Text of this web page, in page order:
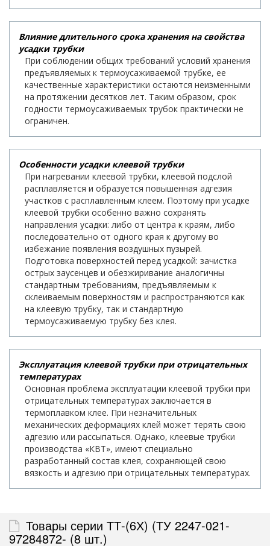
Влияние длительного срока хранения на свойства
усадки трубки
При соблюдении общих требований условий хранения
предъявляемых к термоусаживаемой трубке, ее
качественные характеристики остаются неизменными
на протяжении десятков лет. Таким образом, срок
годности термоусаживаемых трубок практически не
ограничен.
Особенности усадки клеевой трубки
При нагревании клеевой трубки, клеевой подслой
расплавляется и образуется повышенная адгезия
участков с расплавленным клеем. Поэтому при усадке
клеевой трубки особенно важно сохранять
направления усадки: либо от центра к краям, либо
последовательно от одного края к другому во
избежание появления воздушных пузырей.
Подготовка поверхностей перед усадкой: зачистка
острых заусенцев и обезжиривание аналогичны
стандартным требованиям, предъявляемым к
склеиваемым поверхностям и распространяются как
на клеевую трубку, так и стандартную
термоусаживаемую трубку без клея.
Эксплуатация клеевой трубки при отрицательных
температурах
Основная проблема эксплуатации клеевой трубки при
отрицательных температурах заключается в
термоплавком клее. При незначительных
механических деформациях клей может терять свою
адгезию или рассыпаться. Однако, клеевые трубки
производства «КВТ», имеют специально
разработанный состав клея, сохраняющей свою
вязкость и адгезию при отрицательных температурах.
Товары серии ТТ-(6Х) (ТУ 2247-021-
97284872- (8 шт.)